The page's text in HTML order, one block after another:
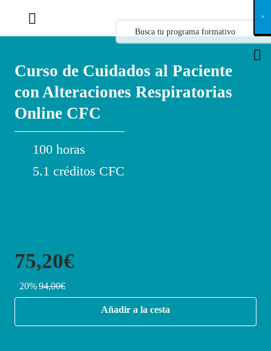
Curso de Cuidados al Paciente
con Alteraciones Respiratorias
Online CFC
100 horas
5.1 créditos CFC
75,20€
20%94,00€
Añadir a la cesta
X
×
×
×
×
×
×
×
×
×
×
×
×
×
×
×
×
×
×
×
×
×
×
×
×
×
×
×
×
×
×
×
×
×
×
×
×
×
×
×
×
×
×
×
×
×
×
×
×
×
×
×
×
×
×
×
×
×
×
×
×
×
×
×
×
×
×
×
×
×
×
×
×
×
×
×
×
×
×
×
×
×
×
×
×
×
×
×
×
×
×
×
×
×
×
×
×
×
×
×
×
×
×
×
×
×
×
×
×
×
×
×
×
×
×
×
×
×
×
×
×
×
×
×
×
×
×
×
×
×
×
×
×
×
×
×
×
×
×
×
×
×
×
×
×
×
×
×
×
×
×
×
×
×
×
×
×
×
×
×
×
×
×
×
×
×
×
×
×
×
×
×
×
×
×
×
×
×
×
×
×
×
×
×
×
×
×
×
×
×
×
×
×
×
×
×
×
×
×
×
×
×
×
×
×
×
×
×
×
×
×
×
×
×
×
×
×